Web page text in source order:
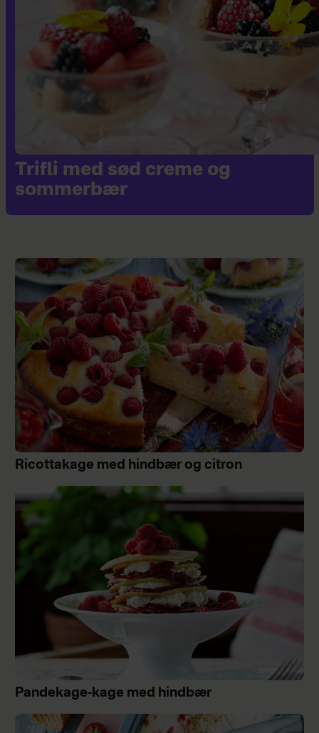
Trifli med sød creme og
sommerbær
Ricottakage med hindbær og citron
Pandekage-kage med hindbær